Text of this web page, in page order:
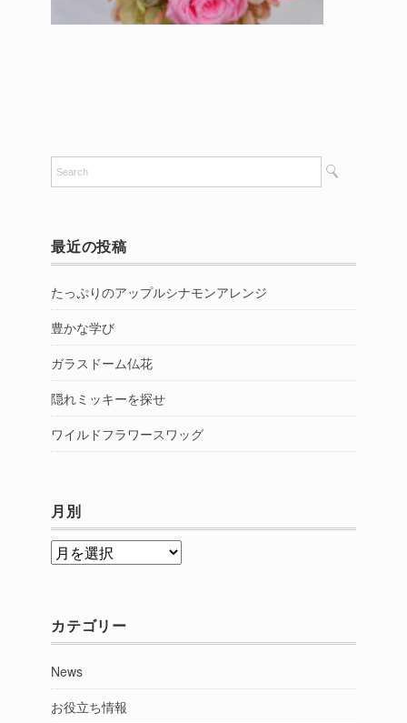
最近の投稿
たっぷりのアップルシナモンアレンジ
豊かな学び
ガラスドーム仏花
隠れミッキーを探せ
ワイルドフラワースワッグ
月別
月
カテゴリー
News
お役立ち情報